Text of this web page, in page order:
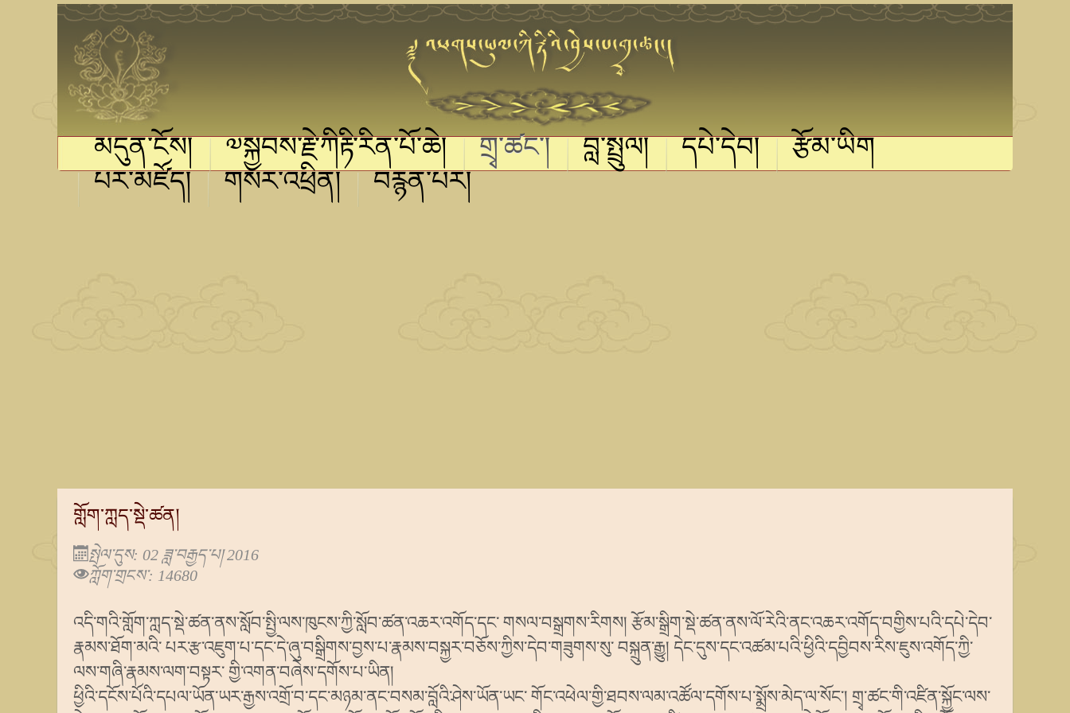
མདུན་ངོས། ༧སྐྱབས་རྗེ་ཀིརྟི་རིན་པོ་ཆེ། གྲྭ་ཚང་། བླ་སྤྲུལ། དཔེ་དེབ།
རྩོམ་ཡིག
པར་མཛོད།
གསར་འཕྲིན། བརྙན་པར།
གློག་ཀླད་སྡེ་ཚན།
སྤེལ་དུས: 02 ཟླ་བརྒྱད་པ། 2016
ཀློག་གྲངས་: 14680
འདི་གའི་གློག་ཀླད་སྡེ་ཚན་ནས་སློབ་སྤྱི་ལས་ཁུངས་ཀྱི་སློབ་ཚན་འཆར་འགོད་དང་ གསལ་བསྒྲགས་རིགས། རྩོམ་སྒྲིག་སྡེ་ཚན་ནས་ལོ་རེའི་ནང་འཆར་འགོད་བགྱིས་པའི་དཔེ་དེབ་
རྣམས་ཐོག་མའི་ པར་རྩ་འཇུག་པ་དང་དེ་ཞུ་བསྒྲིགས་བྱས་པ་རྣམས་བསྐྱར་བཅོས་ཀྱིས་དེབ་གཟུགས་སུ་ བསྐྲུན་རྒྱུ། དེང་དུས་དང་འཚམ་པའི་ཕྱིའི་དབྱིབས་རིས་ཇུས་འགོད་ཀྱི་
ལས་གཞི་རྣམས་ལག་བསྟར་ གྱི་འགན་བཞེས་དགོས་པ་ཡིན།
ཕྱིའི་དངོས་པོའི་དཔལ་ཡོན་ཡར་རྒྱས་འགྲོ་བ་དང་མཉམ་ནང་བསམ་བློའི་ཤེས་ཡོན་ཡང་ གོང་འཕེལ་གྱི་ཐབས་ལམ་འཚོལ་དགོས་པ་སྨྲོས་མེད་ལ་སོང༌། གྲྭ་ཚང་གི་འཛིན་སྐྱོང་ལས་